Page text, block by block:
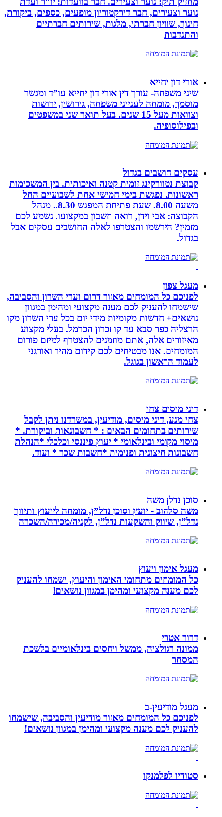
נוער וצעירים, חבר דירקטוריון מופעים, כספים, ביקורת,
חינוך, שוויון חברתי, מלגות, שירותים חברתיים
והתנדבות
אורי דון יחייא
שיני משפחה- עורך דין אורי דון יחייא עו”ד ומגשר
מוסמך, מומחה לענייני משפחה, גירושין, ירושות
וצוואות מעל 15 שנים. בעל תואר שני במשפטים
ובפילוסופיה.
עסקים חושבים בגדול
קבוצת נטוורקינג זומית קטנה ואיכותית. בין המשכימות
ראשונות. נפגשת בימי חמישי אחת לשבועיים החל
משעה 8.00. שעת פתיחת המפגש 8.30.. מנהל
הקבוצה: אבי וידן, רואה חשבון במקצועו. נשמע לכם
מזמין? הירשמו והצטרפו לאלה החושבים עסקים אבל
בגדול.
מעגל צפון
לפניכם כל המומחים מאזור דרום וערי השרון והסביבה,
שישמחו להעניק לכם מענה מקצועי ומהימן במגוון
נושאים+ חדשות מקומיות מידי יום בכל ערי השרון מקו
הרצליה כפר סבא עד קו זכרון הכרמל. בעלי מקצוע
מאיזורים אלה, אתם מוזמנים להצטרף למיזם פורום
המומחים. אנו מבטיחים לכם קידום מהיר ואורגני
לעמוד הראשון בגוגל.
דיני מיסים צחי
צחי מנע, דיני מיסים, מודיעין, במשרדנו ניתן לקבל
שירותים בתחומים הבאים : * חשבונאות וביקורת. *
מיסוי מקומי ובינלאומי * יעוץ פיננסי וכלכלי *הנהלת
חשבונות חיצונית ופנימית *חשבות שכר * ועוד.
סוכן נדלן משה
משה סלהוב - יועץ וסוכן נדל”ן, מומחה לייעוץ ותיווך
נדל”ן, שיווק והשקעות נדל”ן, לקניה/מכירה/השכרה
מעגל אימון ויעוץ
כל המומחים מתחומי האימון והיעוץ, ישמחו להעניק
לכם מענה מקצועי ומהימן במגוון נושאים!
דרור אטרי
ממונה רגולציה, ממשל ויחסים בינלאומיים בלשכת
המסחר
מעגל מודיעין-ב
לפניכם כל המומחים מאזור מודיעין והסביבה, שישמחו
להעניק לכם מענה מקצועי ומהימן במגוון נושאים!
סטודיו לפלמנקו